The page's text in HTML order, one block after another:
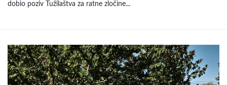
dobio poziv Tužilaštva za ratne zločine...